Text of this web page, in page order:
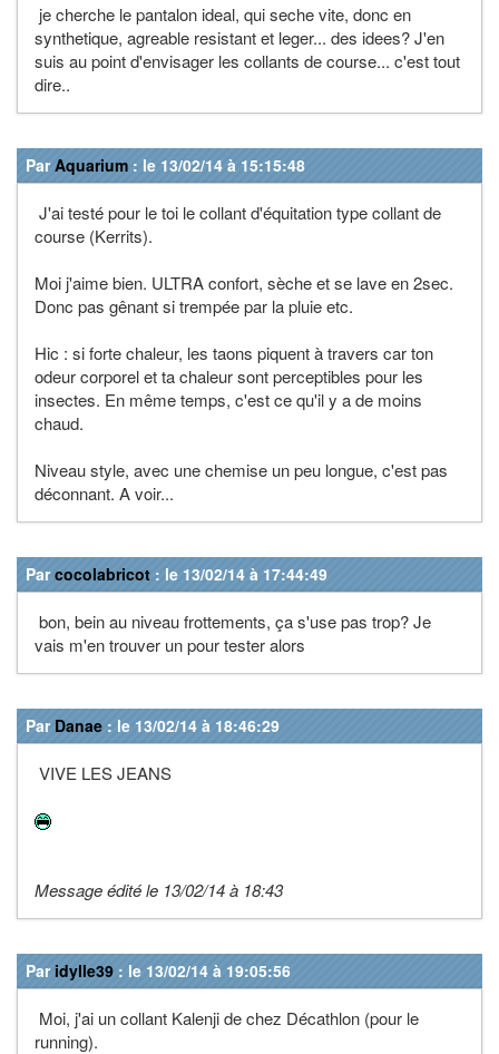
je cherche le pantalon ideal, qui seche vite, donc en
synthetique, agreable resistant et leger... des idees? J'en
suis au point d'envisager les collants de course... c'est tout
dire..
ParAquarium : le 13/02/14 à 15:15:48
J'ai testé pour le toi le collant d'équitation type collant de
course (Kerrits).
Moi j'aime bien. ULTRA confort, sèche et se lave en 2sec.
Donc pas gênant si trempée par la pluie etc.
Hic : si forte chaleur, les taons piquent à travers car ton
odeur corporel et ta chaleur sont perceptibles pour les
insectes. En même temps, c'est ce qu'il y a de moins
chaud.
Niveau style, avec une chemise un peu longue, c'est pas
déconnant. A voir...
Parcocolabricot : le 13/02/14 à 17:44:49
bon, bein au niveau frottements, ça s'use pas trop? Je
vais m'en trouver un pour tester alors
Par Danae : le 13/02/14 à 18:46:29
VIVE LES JEANS
Message édité le 13/02/14 à 18:43
Par idylle39 : le 13/02/14 à 19:05:56
Moi, j'ai un collant Kalenji de chez Décathlon (pour le
running).